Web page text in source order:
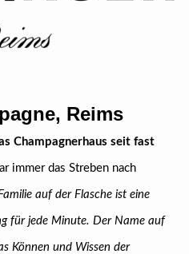
Reims
Champagnerhaus seit fast
immer das Streben nach
auf der Flasche ist eine
für jede Minute. Der Name auf
Können und Wissen der